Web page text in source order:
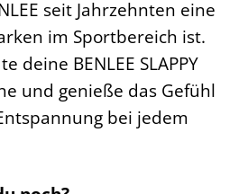
seit Jahrzehnten eine
im Sportbereich ist.
deine BENLEE SLAPPY
und genieße das Gefühl
bei jedem